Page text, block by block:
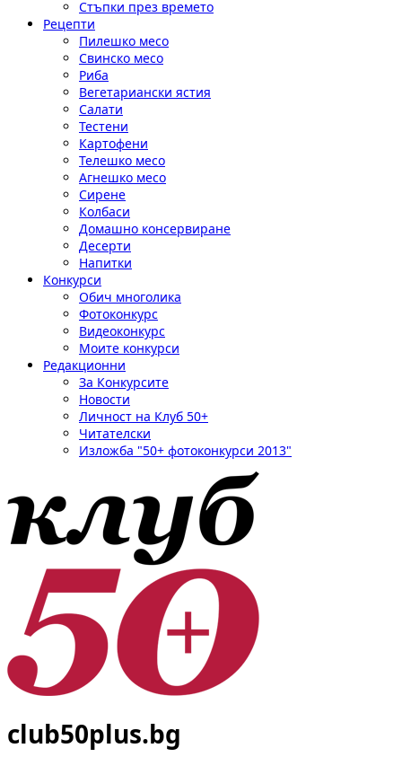
Стъпки през времето
Рецепти
Пилешко месо
Свинско месо
Риба
Вегетариански ястия
Салати
Тестени
Картофени
Телешко месо
Агнешко месо
Сирене
Колбаси
Домашно консервиране
Десерти
Напитки
Конкурси
Обич многолика
Фотоконкурс
Видеоконкурс
Моите конкурси
Редакционни
За Конкурсите
Новости
Личност на Клуб 50+
Читателски
Изложба "50+ фотоконкурси 2013"
club50plus.bg